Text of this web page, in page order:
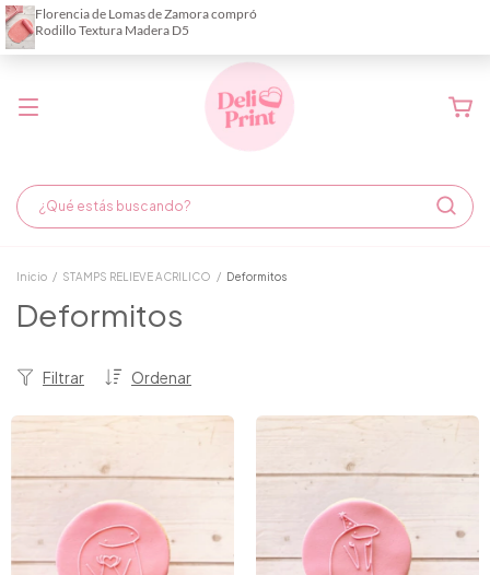
Demora de fabricación hasta 6 días hábiles
Inicio / STAMPS RELIEVE ACRILICO / Deformitos
Deformitos
Ordenar
Filtrar